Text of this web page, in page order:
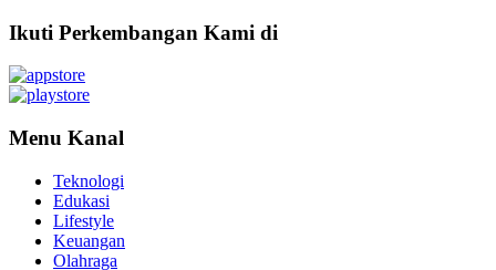
Ikuti Perkembangan Kami di
Menu Kanal
Teknologi
Edukasi
Lifestyle
Keuangan
Olahraga